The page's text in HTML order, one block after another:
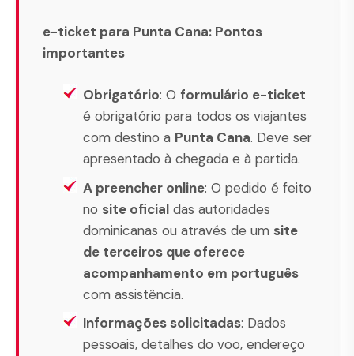
e-ticket para Punta Cana: Pontos
importantes
Obrigatório: O formulário e-ticket
é obrigatório para todos os viajantes
com destino a Punta Cana. Deve ser
apresentado à chegada e à partida.
A preencher online: O pedido é feito
no site oficial das autoridades
dominicanas ou através de um site
de terceiros que oferece
acompanhamento em português
com assistência.
Informações solicitadas: Dados
pessoais, detalhes do voo, endereço